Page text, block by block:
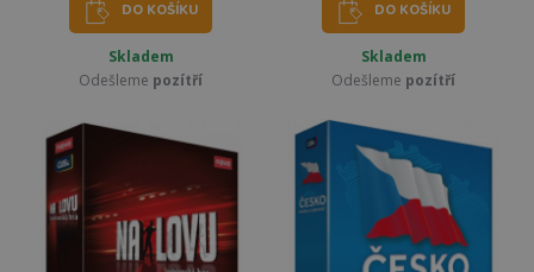
DO KOŠÍKU
Skladem
Odešleme pozítří
DO KOŠÍKU
Skladem
Odešleme pozítří